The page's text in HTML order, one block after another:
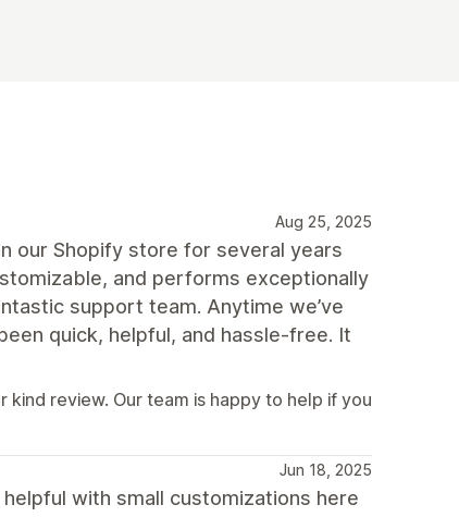
Aug 25, 2025
our Shopify store for several years
and performs exceptionally
support team. Anytime we’ve
quick, helpful, and hassle-free. It
review. Our team is happy to help if you
Jun 18, 2025
with small customizations here